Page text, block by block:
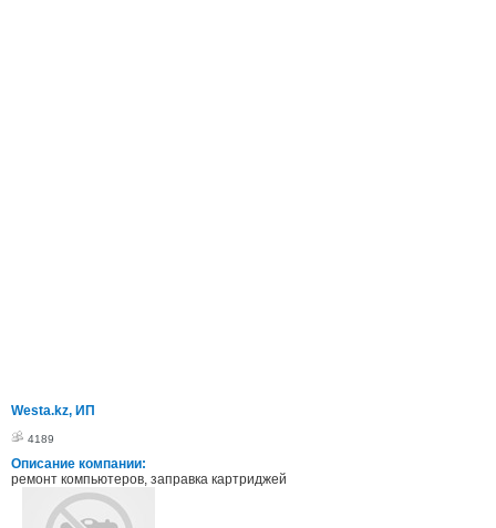
Westa.kz, ИП
4189
Описание компании:
ремонт компьютеров, заправка картриджей